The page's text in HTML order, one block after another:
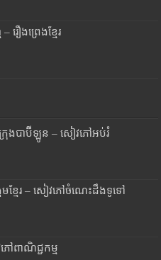
រឿងព្រេងខ្មែរ
រុងបាប៊ីឡូន – សៀវភៅអប់រំ
មែរ – សៀវភៅចំណេះដឹងទូទៅ
ៅពាណិជ្ជកម្ម